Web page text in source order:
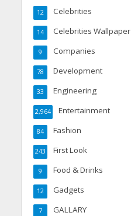
Celebrities
12
Celebrities Wallpaper
14
Companies
9
Development
78
Engineering
33
Entertainment
2,964
Fashion
84
First Look
243
Food & Drinks
9
Gadgets
12
GALLARY
7